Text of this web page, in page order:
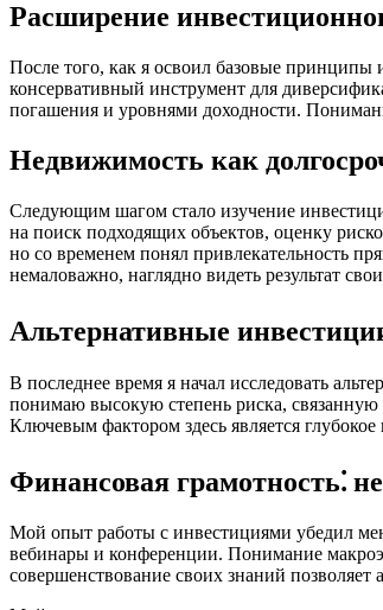
Расширение
После того, как я освоил базовые принципы
консервативный инструмент для
погашения и уровнями доходности.
Недвижимость как
Следующим шагом стало изучение
на поиск подходящих объектов, оценку
но со временем понял привлекательность
немаловажно, наглядно видеть результат
Альтернативные
В последнее время я начал исследовать
понимаю высокую степень риска,
Ключевым фактором здесь является
Финансовая грамотность⁚
Мой опыт работы с инвестициями убедил
вебинары и конференции. Понимание
совершенствование своих знаний